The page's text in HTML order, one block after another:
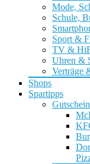
Mode,
Schule,
Sport &
TV &
Uhren &
Verträge
Shops
Spartipps